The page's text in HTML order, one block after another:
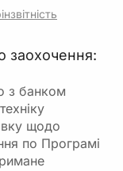
заохочення:
з банком
щодо
по Програмі